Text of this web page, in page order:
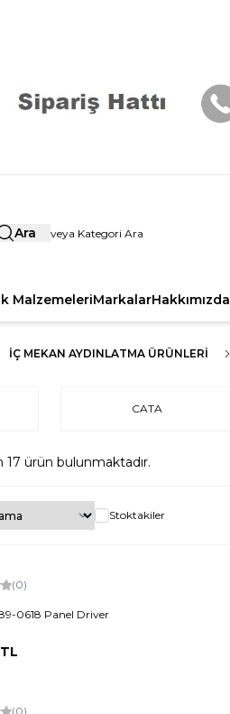
Ara
MalzemeleriMarkalarHakkımızda
İÇ MEKAN AYDINLATMA ÜRÜNLERI
CATA
17 ürün bulunmaktadır.
Stoktakiler
(0)
0618 Panel Driver
TL
(0)